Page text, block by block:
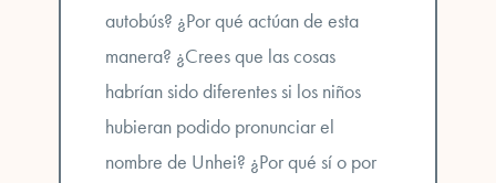
autobús? ¿Por qué actúan de esta
manera? ¿Crees que las cosas
habrían sido diferentes si los niños
hubieran podido pronunciar el
nombre de Unhei? ¿Por qué sí o por